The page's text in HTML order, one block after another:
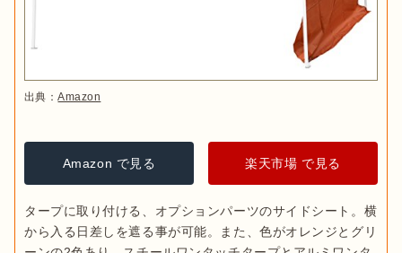
出典：Amazon
Amazon で見る 楽天市場 で見る
タープに取り付ける、オプションパーツのサイドシート。横
から入る日差しを遮る事が可能。また、色がオレンジとグリ